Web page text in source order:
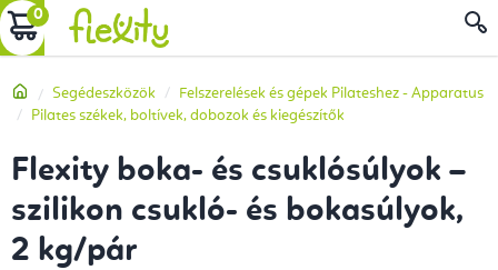
Ugrás
a
tartalomhoz
KOSÁR
Kezdőlap
Segédeszközök
Felszerelések és gépek Pilateshez - Apparatus
Pilates székek, boltívek, dobozok és kiegészítők
Flexity boka- és csuklósúlyok –
szilikon csukló- és bokasúlyok,
2 kg/pár